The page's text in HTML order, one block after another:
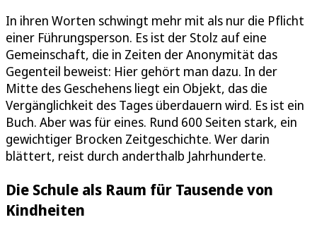
In ihren Worten schwingt mehr mit als nur die Pflicht
einer Führungsperson. Es ist der Stolz auf eine
Gemeinschaft, die in Zeiten der Anonymität das
Gegenteil beweist: Hier gehört man dazu. In der
Mitte des Geschehens liegt ein Objekt, das die
Vergänglichkeit des Tages überdauern wird. Es ist ein
Buch. Aber was für eines. Rund 600 Seiten stark, ein
gewichtiger Brocken Zeitgeschichte. Wer darin
blättert, reist durch anderthalb Jahrhunderte.
Die Schule als Raum für Tausende von
Kindheiten